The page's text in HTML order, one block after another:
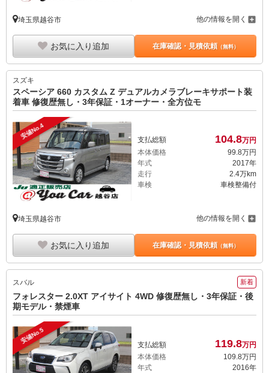
埼玉県越谷市 他の情報を開く
お気に入り追加 在庫確認・見積依頼（無料）
スズキ
スペーシア 660 カスタム Z デュアルカメラブレーキサポート装
着車 修復歴無し・3年保証・1オーナー・全方位モ
安値No.4 支払総額 104.8万円
本体価格
99. 8万円
年式
2017年
走行
2.4万km
車検
車検整備付
埼玉県越谷市 他の情報を開く
お気に入り追加 在庫確認・見積依頼（無料）
スバル 新着
フォレスター 2.0XT アイサイト 4WD 修復歴無し・3年保証・後
期モデル・禁煙車
安値No.5 支払総額 119.8万円
本体価格
109.8万円
年式
2016年